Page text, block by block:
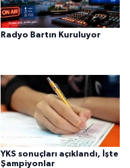
Radyo Bartın Kuruluyor
YKS sonuçları açıklandı, İşte
Şampiyonlar